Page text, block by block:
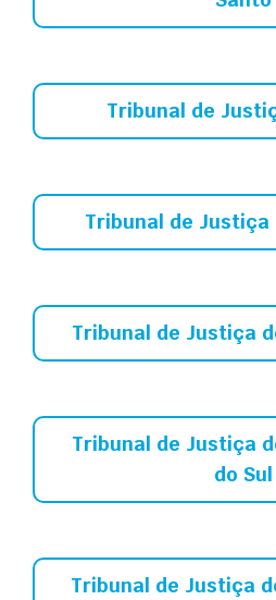
Tribunal de
Tribunal de Justiça
Tribunal de Justiça
Tribunal de Justiça
do Sul
Tribunal de Justiça